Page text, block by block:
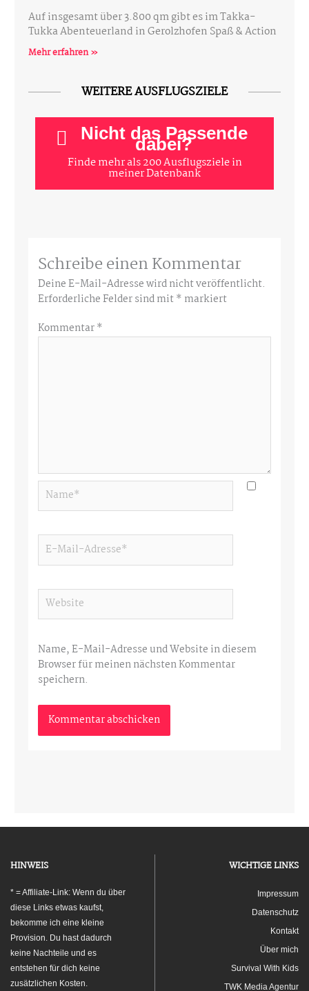
Auf insgesamt über 3.800 qm gibt es im Takka-
Tukka Abenteuerland in Gerolzhofen Spaß & Action
Mehr erfahren »
WEITERE AUSFLUGSZIELE
Nicht das Passende
dabei?
Finde mehr als 200 Ausflugsziele in
meiner Datenbank
Schreibe einen Kommentar
Deine E-Mail-Adresse wird nicht veröffentlicht.
Erforderliche Felder sind mit* markiert
Kommentar*
Name*
E-
Mail-
Website
Name, E-Mail-Adresse und Website in diesem
Browser für meinen nächsten Kommentar
speichern.
HINWEIS
* = Affiliate-Link: Wenn du über
diese Links etwas kaufst,
bekomme ich eine kleine
Provision. Du hast dadurch
keine Nachteile und es
entstehen für dich keine
zusätzlichen Kosten.
WICHTIGE LINKS
Impressum
Datenschutz
Kontakt
Über mich
Survival With Kids
TWK Media Agentur